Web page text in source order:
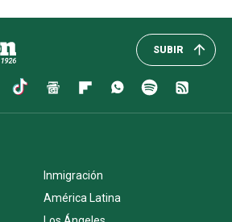
SUBIR
Inmigración
América Latina